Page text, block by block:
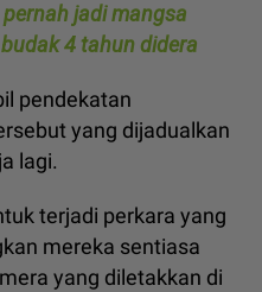
jadi mangsa
4 tahun didera
pendekatan
yang dijadualkan
lagi.
terjadi perkara yang
mereka sentiasa
yang diletakkan di